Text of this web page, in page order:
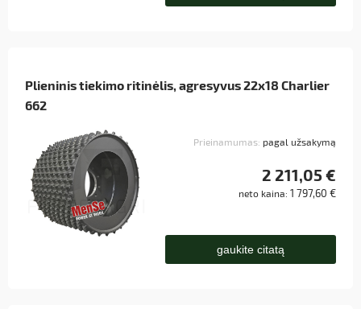
Plieninis tiekimo ritinėlis, agresyvus 22x18 Charlier
662
Prieinamumas: pagal užsakymą
2 211,05 €
neto kaina: 1 797,60 €
gaukite citatą